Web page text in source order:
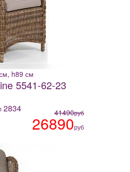
h89 см
5541-62-23
2834 41490руб
26890руб